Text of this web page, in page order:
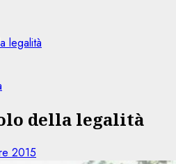
legalità
della legalità
2015